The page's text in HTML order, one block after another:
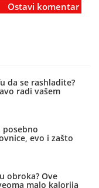
Ostavi komentar
da se rashladite?
radi vašem
evo i zašto
obroka? Ove
malo kalorija